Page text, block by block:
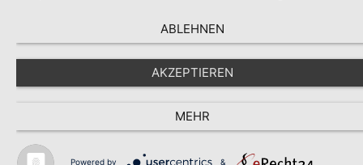
ABLEHNEN
AKZEPTIEREN
MEHR
Powered by &